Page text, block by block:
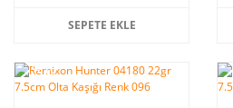
SEPETE EKLE
%10